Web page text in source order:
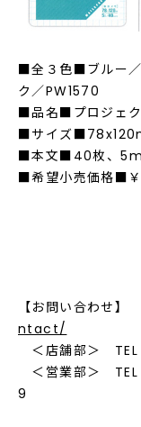
■全３色■ブルー／
ク／PW1570
■品名■プロジェ
■サイズ
■本文■40枚、
■希望小売価格■￥
【お問い合わせ
ntact/
＜店舗部＞
＜営業部＞
9